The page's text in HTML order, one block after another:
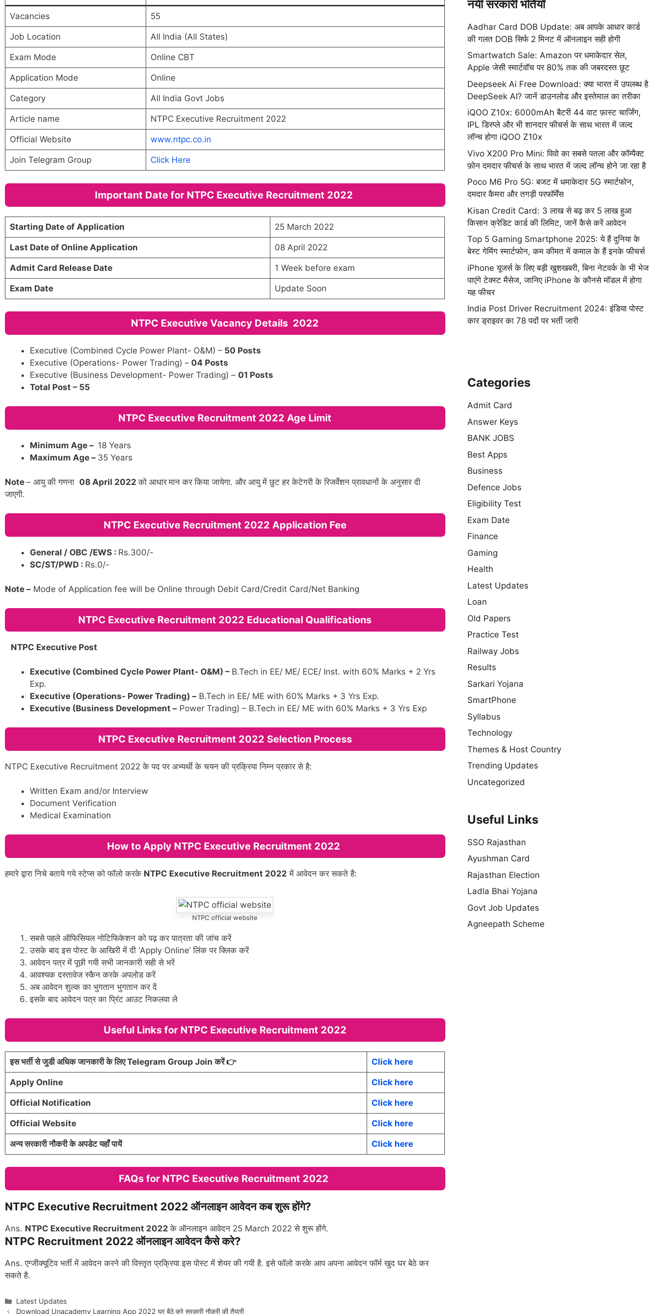
Vacancies 55
Job Location All India (All States)
Exam Mode Online CBT
Application Mode Online
Category All India Govt Jobs
Article name NTPC Executive Recruitment 2022
Official Website www.ntpc.co.in
Join Telegram Group Click Here
Important Date for NTPC Executive Recruitment 2022
Starting Date of Application 25 March 2022
Last Date of Online Application 08 April 2022
Admit Card Release Date 1 Week before exam
Exam Date Update Soon
NTPC Executive Vacancy Details 2022
Executive (Combined Cycle Power Plant- O&M) – 50 Posts
Executive (Operations- Power Trading) – 04 Posts
Executive (Business Development- Power Trading) – 01 Posts
Total Post – 55
NTPC Executive Recruitment 2022 Age Limit
Minimum Age – 18 Years
Maximum Age – 35 Years
Note – आयु की गणना 08 April 2022को आधार मान कर किया जायेगा. और आयु में छुट हर केटेगरी के रिजर्वेशन प्रावधानों के अनुसार दी
जाएगी.
NTPC Executive Recruitment 2022 Application Fee
General / OBC /EWS : Rs.300/-
SC/ST/PWD : Rs.0/-
Note – Mode of Application fee will be Online through Debit Card/Credit Card/Net Banking
NTPC Executive Recruitment 2022 Educational Qualifications
NTPC Executive Post
Executive (Combined Cycle Power Plant- O&M) – B.Tech in EE/ ME/ ECE/ Inst. with 60% Marks + 2 Yrs
Exp.
Executive (Operations- Power Trading) – B.Tech in EE/ ME with 60% Marks + 3 Yrs Exp.
Executive (Business Development – Power Trading) – B.Tech in EE/ ME with 60% Marks + 3 Yrs Exp
NTPC Executive Recruitment 2022 Selection Process
NTPC Executive Recruitment 2022 के पद पर अभ्यर्थी के चयन की प्रक्रिया निम्न प्रकार से है:
Written Exam and/or Interview
Document Verification
Medical Examination
How to Apply NTPC Executive Recruitment 2022
हमारे द्वारा निचे बताये गये स्टेप्स को फॉलो करके NTPC Executive Recruitment 2022 में आवेदन कर सकते है:
NTPC official website
सबसे पहले ऑफिसियल नोटिफिकेशन को पढ़ कर पात्रता की जांच करें
उसके बाद इस पोस्ट के आखिरी में दी ‘Apply Online’ लिंक पर क्लिक करें
आवेदन पत्र में पूछी गयी सभी जानकारी सही से भरें
आवश्यक दस्तावेज स्कैन करके अपलोड करें
अब आवेदन शुल्क का भुगतान भुगतान कर दें
इसके बाद आवेदन पत्र का प्रिंट आउट निकलवा ले
Useful Links for NTPC Executive Recruitment 2022
इस भर्ती से जुडी अधिक जानकारी के लिए Telegram Group Join करें 👉 Click here
Apply Online Click here
Official Notification Click here
Official Website Click here
अन्य सरकारी नौकरी के अपडेट यहाँ पायें Click here
FAQs for NTPC Executive Recruitment 2022
NTPC Executive Recruitment 2022 ऑनलाइन आवेदन कब शुरू होंगे?
Ans. NTPC Executive Recruitment 2022के ऑनलाइन आवेदन 25 March 2022 से शुरू होंगे.
NTPC Recruitment 2022 ऑनलाइन आवेदन कैसे करे?
Ans. एग्जीक्यूटिव भर्ती में आवेदन करने की विस्तृत प्रक्रिया इस पोस्ट में शेयर की गयी है. इसे फॉलो करके आप अपना आवेदन फॉर्म खुद घर बेठे कर
सकते है.
Categories
Latest Updates
Download Unacademy Learning App 2022 घर बैठे करे सरकारी नौकरी की तैयारी
नयी सरकारी भर्तियाँ
Aadhar Card DOB Update: अब आपके आधार कार्ड
की गलत DOB सिर्फ 2 मिनट में ऑनलाइन सही होगी
Smartwatch Sale: Amazon पर धमाकेदार सेल,
Apple जेसी स्मार्टवॉच पर 80% तक की जबरदस्त छूट
Deepseek Ai Free Download: क्या भारत में उपलब्ध है
DeepSeek AI? जानें डाउनलोड और इस्तेमाल का तरीका
iQOO Z10x: 6000mAh बैटरी 44 वाट फ़ास्ट चार्जिंग,
IPL डिस्प्ले और भी शानदार फीचर्स के साथ भारत में जल्द
लॉन्च होगा iQOO Z10x
Vivo X200 Pro Mini: विवो का सबसे पतला और कॉम्पैक्ट
फ़ोन दमदार फीचर्स के साथ भारत में जल्द लॉन्च होने जा रहा है
Poco M6 Pro 5G: बजट में धमाकेदार 5G स्मार्टफोन,
दमदार कैमरा और तगड़ी परफॉर्मेंस
Kisan Credit Card: 3 लाख से बढ़ कर 5 लाख हुआ
किसान क्रेडिट कार्ड की लिमिट, जानें कैसे करें आवेदन
Top 5 Gaming Smartphone 2025: ये हैं दुनिया के
बेस्ट गेमिंग स्मार्टफोन, कम कीमत में कमाल के हैं इनके फीचर्स
iPhone यूजर्स के लिए बड़ी खुशखबरी, बिना नेटवर्क के भी भेज
पाएंगे टेक्स्ट मैसेज, जानिए iPhone के कौनसे मॉडल में होगा
यह फीचर
India Post Driver Recruitment 2024: इंडिया पोस्ट
कार ड्राइवर का 78 पदों पर भर्ती जारी
Categories
Admit Card
Answer Keys
BANK JOBS
Best Apps
Business
Defence Jobs
Eligibility Test
Exam Date
Finance
Gaming
Health
Latest Updates
Loan
Old Papers
Practice Test
Railway Jobs
Results
Sarkari Yojana
SmartPhone
Syllabus
Technology
Themes & Host Country
Trending Updates
Uncategorized
Useful Links
SSO Rajasthan
Ayushman Card
Rajasthan Election
Ladla Bhai Yojana
Govt Job Updates
Agneepath Scheme